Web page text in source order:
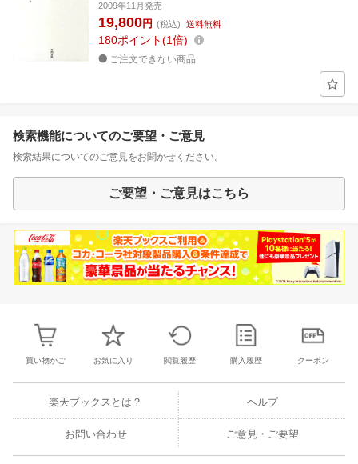
2009年11月発売
19,800円 (税込) 送料無料
180ポイント 1倍
ご注文できない商品
検索機能についてのご要望・ご意見
検索結果についてのご意見をお聞かせください。
ご要望・ご意見はこちら
買い物かご お気に入り 閲覧履歴 購入履歴 クーポン
楽天ブックスとは？ ヘルプ
お問い合わせ ご意見・ご要望